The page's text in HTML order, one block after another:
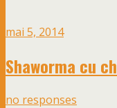
mai 5, 2014
Shaworma cu
no responses